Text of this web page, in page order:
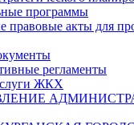
программы
правовые акты для
регламенты
ЖКХ